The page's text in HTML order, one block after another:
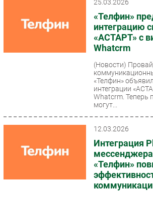
25.03.2026
«Телфин»
интеграцию
«АСТАРТ» с
Whatcrm
(Новости)
«Телфин»
интеграции
Whatcrm. Теперь
могут...
12.03.2026
Интеграция
«Телфин»